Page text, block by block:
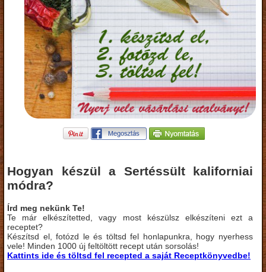
Hogyan készül a Sertéssült kaliforniai
módra?
Írd meg nekünk Te!
Te már elkészítetted, vagy most készülsz elkészíteni ezt a
receptet?
Készítsd el, fotózd le és töltsd fel honlapunkra, hogy nyerhess
vele! Minden 1000 új feltöltött recept után sorsolás!
Kattints ide és töltsd fel recepted a saját Receptkönyvedbe!